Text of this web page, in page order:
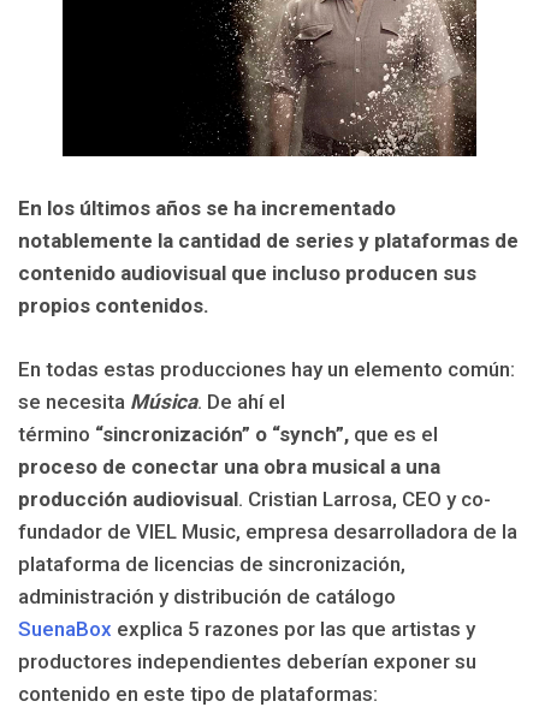
En los últimos años se ha incrementado
notablemente la cantidad de series y plataformas de
contenido audiovisual que incluso producen sus
propios contenidos.
En todas estas producciones hay un elemento común:
se necesita Música. De ahí el
término “sincronización” o “synch”, que es el
proceso de conectar una obra musical a una
producción audiovisual. Cristian Larrosa, CEO y co-
fundador de VIEL Music, empresa desarrolladora de la
plataforma de licencias de sincronización,
administración y distribución de catálogo
SuenaBox explica 5 razones por las que artistas y
productores independientes deberían exponer su
contenido en este tipo de plataformas: